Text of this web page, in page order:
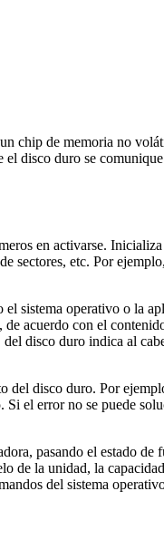
chip de memoria no
disco duro se
en activarse.
etc. Por
sistema operativo o la
acuerdo con el
disco duro indica al
disco duro. Por
el error no se puede
pasando el estado
la unidad, la
del sistema